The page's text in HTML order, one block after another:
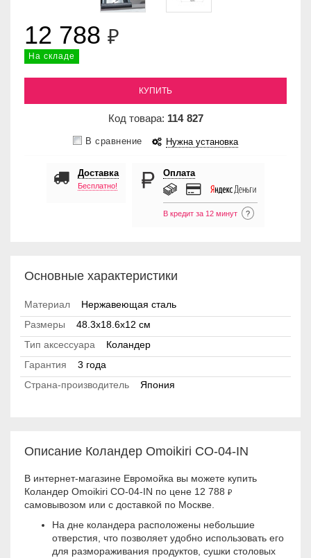
12 788 ₽
На складе
КУПИТЬ
Код товара: 114 827
В сравнение Нужна установка
Доставка
Бесплатно!
Оплата
В кредит за 12 минут ?
Основные характеристики
Материал
Нержавеющая сталь
Размеры
48.3x18.6x12 см
Тип аксессуара
Коландер
Гарантия
3 года
Страна-производитель
Япония
Описание Коландер Omoikiri CO-04-IN
В интернет-магазине Евромойка вы можете купить
Коландер Omoikiri CO-04-IN по цене 12 788 ₽
самовывозом или с доставкой по Москве.
На дне коландера расположены небольшие
отверстия, что позволяет удобно использовать его
для размораживания продуктов, сушки столовых